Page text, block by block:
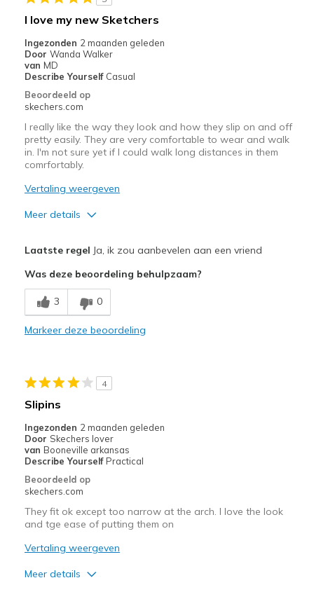
Beste toepassingen
Width
Sizing
Feels true to size
I love my new Sketchers
Ingezonden 2 maanden geleden
Door Wanda Walker
van MD
Describe Yourself Casual
Beoordeeld op
skechers.com
I really like the way they look and how they slip on and off
pretty easily. They are very comfortable to wear and walk
in. I'm not sure yet if I could walk long distances in them
comrfortably.
Vertaling weergeven
Meer details
Comfortable
Stylish
Sizing
View On Shoes
Shoes are for Wearing
Laatste regel Ja, ik zou aanbevelen aan een vriend
Was deze beoordeling behulpzaam?
3 0
Markeer deze beoordeling
4
Slipins
Ingezonden 2 maanden geleden
Door Skechers lover
van Booneville arkansas
Describe Yourself Practical
Beoordeeld op
skechers.com
They fit ok except too narrow at the arch. I love the look
and tge ease of putting them on
Vertaling weergeven
Meer details